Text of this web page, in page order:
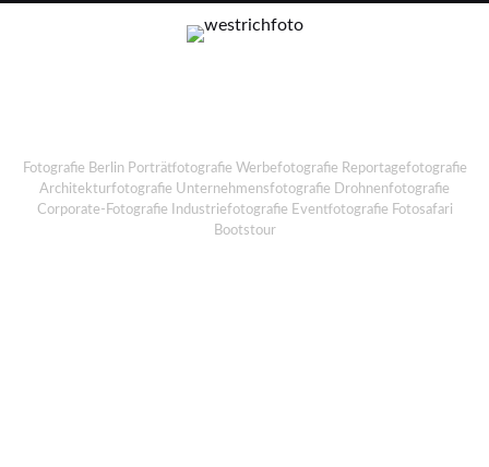
Fotografie Berlin Porträtfotografie Werbefotografie Reportagefotografie
Architekturfotografie Unternehmensfotografie Drohnenfotografie
Corporate-Fotografie Industriefotografie Eventfotografie Fotosafari
Bootstour